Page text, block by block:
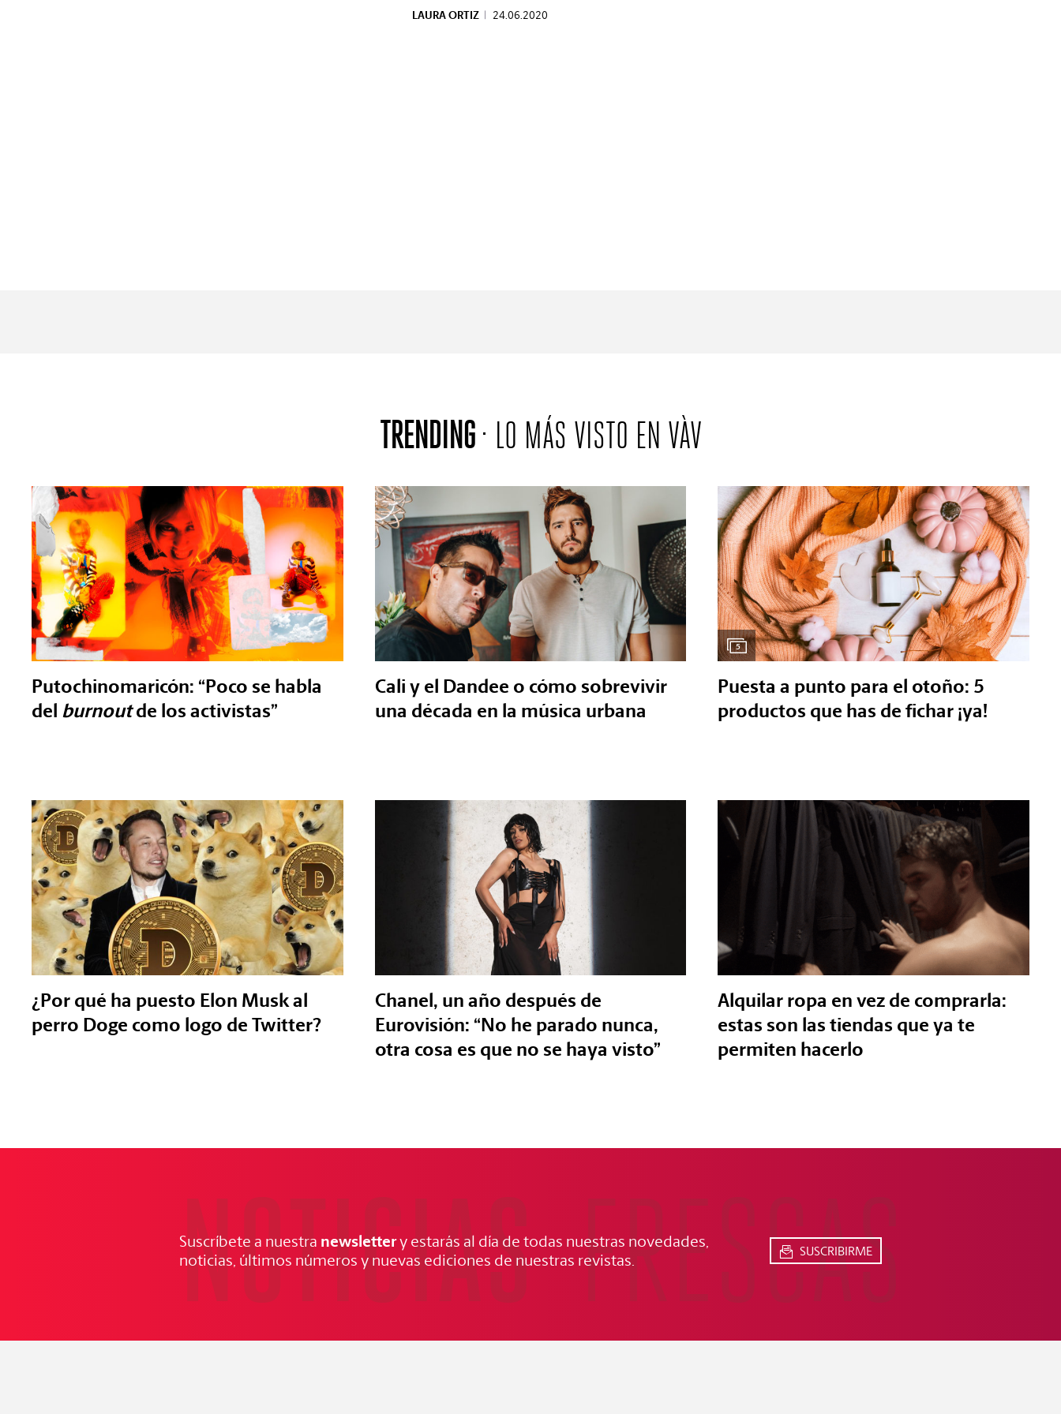
LAURA ORTIZ | 24.06.2020
TRENDING LO MÁS VISTO EN VÀV
Putochinomaricón: “Poco se habla
del burnoutde los activistas”
Cali y el Dandee o cómo sobrevivir
una década en la música urbana
5
Puesta a punto para el otoño: 5
productos que has de fichar ¡ya!
¿Por qué ha puesto Elon Musk al
perro Doge como logo de Twitter?
Chanel, un año después de
Eurovisión: “No he parado nunca,
otra cosa es que no se haya visto”
Alquilar ropa en vez de comprarla:
estas son las tiendas que ya te
permiten hacerlo
NOTICIAS FRESCAS
Suscríbete a nuestra newslettery estarás al día de todas nuestras novedades,
noticias, últimos números y nuevas ediciones de nuestras revistas.
SUSCRIBIRME